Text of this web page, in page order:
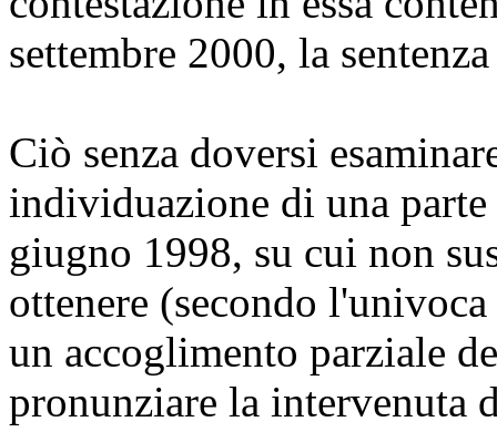
settembre 2000, la
Ciò senza doversi
individuazione di una
giugno 1998, su cui non
ottenere (secondo
un accoglimento parziale
pronunziare la intervenuta